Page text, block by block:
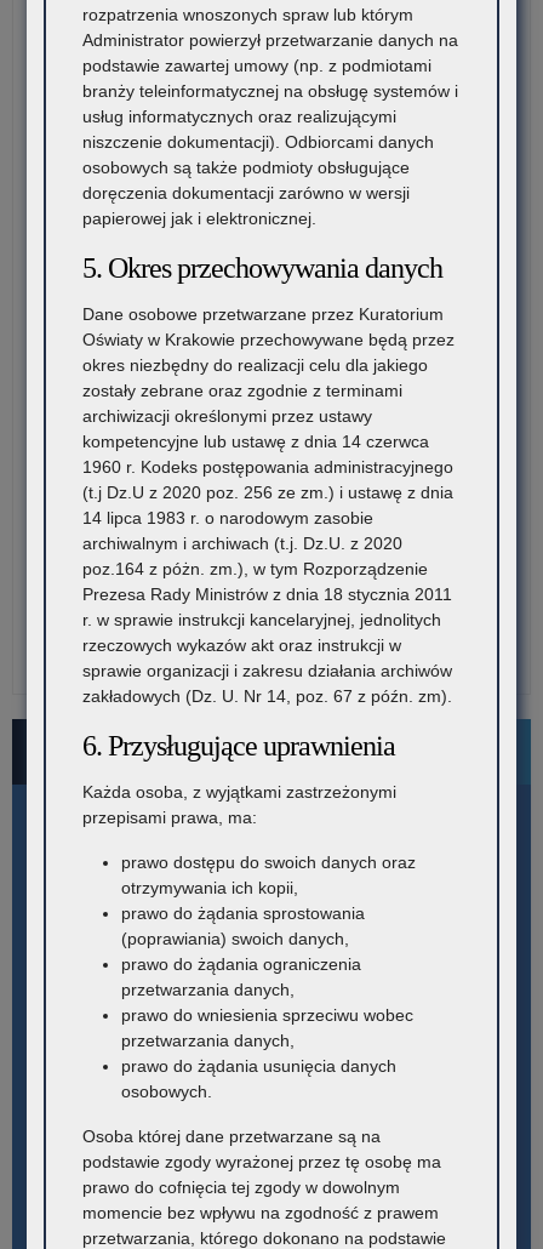
Bezpłatne numery pomocowe
rozpatrzenia wnoszonych spraw lub którym
Administrator powierzył przetwarzanie danych na
podstawie zawartej umowy (np. z podmiotami
branży teleinformatycznej na obsługę systemów i
usług informatycznych oraz realizującymi
niszczenie dokumentacji). Odbiorcami danych
osobowych są także podmioty obsługujące
doręczenia dokumentacji zarówno w wersji
papierowej jak i elektronicznej.
5. Okres przechowywania danych
Dane osobowe przetwarzane przez Kuratorium
Oświaty w Krakowie przechowywane będą przez
okres niezbędny do realizacji celu dla jakiego
zostały zebrane oraz zgodnie z terminami
archiwizacji określonymi przez ustawy
kompetencyjne lub ustawę z dnia 14 czerwca
1960 r. Kodeks postępowania administracyjnego
(t.j Dz.U z 2020 poz. 256 ze zm.) i ustawę z dnia
14 lipca 1983 r. o narodowym zasobie
archiwalnym i archiwach (t.j. Dz.U. z 2020
poz.164 z póżn. zm.), w tym Rozporządzenie
Prezesa Rady Ministrów z dnia 18 stycznia 2011
r. w sprawie instrukcji kancelaryjnej, jednolitych
rzeczowych wykazów akt oraz instrukcji w
sprawie organizacji i zakresu działania archiwów
zakładowych (Dz. U. Nr 14, poz. 67 z późn. zm).
6. Przysługujące uprawnienia
Każda osoba, z wyjątkami zastrzeżonymi
przepisami prawa, ma:
prawo dostępu do swoich danych oraz
otrzymywania ich kopii,
prawo do żądania sprostowania
(poprawiania) swoich danych,
prawo do żądania ograniczenia
przetwarzania danych,
prawo do wniesienia sprzeciwu wobec
przetwarzania danych,
prawo do żądania usunięcia danych
osobowych.
Osoba której dane przetwarzane są na
podstawie zgody wyrażonej przez tę osobę ma
prawo do cofnięcia tej zgody w dowolnym
momencie bez wpływu na zgodność z prawem
przetwarzania, którego dokonano na podstawie